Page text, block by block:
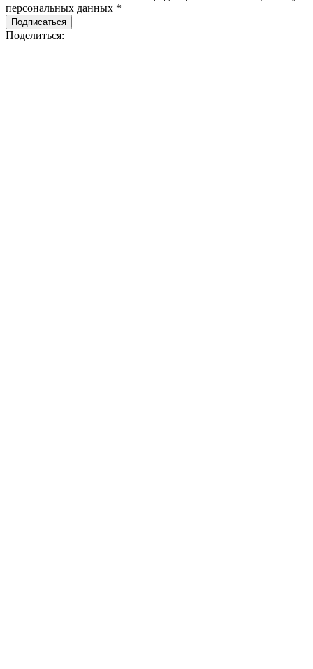
персональных данных *
Подписаться
Поделиться: